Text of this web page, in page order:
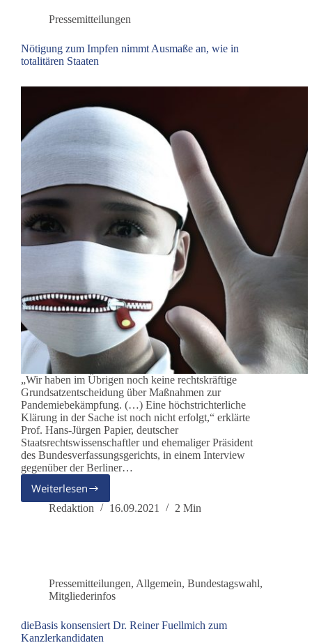
16
Prozent
Pressemitteilungen
Nötigung zum Impfen nimmt Ausmaße an, wie in
totalitären Staaten
„Wir haben im Übrigen noch keine rechtskräftige
Grundsatzentscheidung über Maßnahmen zur
Pandemiebekämpfung. (…) Eine höchstrichterliche
Klärung in der Sache ist noch nicht erfolgt,“ erklärte
Prof. Hans-Jürgen Papier, deutscher
Staatsrechtswissenschaftler und ehemaliger Präsident
des Bundesverfassungsgerichts, in einem Interview
gegenüber der Berliner…
Weiterlesen
Nötigung
zum
in
totalitären
Staaten
Redaktion 16.09.2021 2 Min
Pressemitteilungen, Allgemein, Bundestagswahl,
Mitgliederinfos
dieBasis konsensiert Dr. Reiner Fuellmich zum
Kanzlerkandidaten